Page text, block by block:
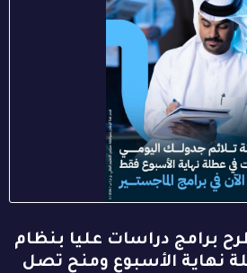
برامج دراسات عليا بنظام
نهاية الأسبوع ومنح تصل